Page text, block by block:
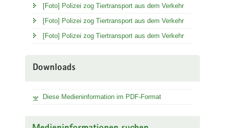
[Foto] Polizei zog Tiertransport aus dem Verkehr
[Foto] Polizei zog Tiertransport aus dem Verkehr
[Foto] Polizei zog Tiertransport aus dem Verkehr
Downloads
Diese Medieninformation im PDF-Format